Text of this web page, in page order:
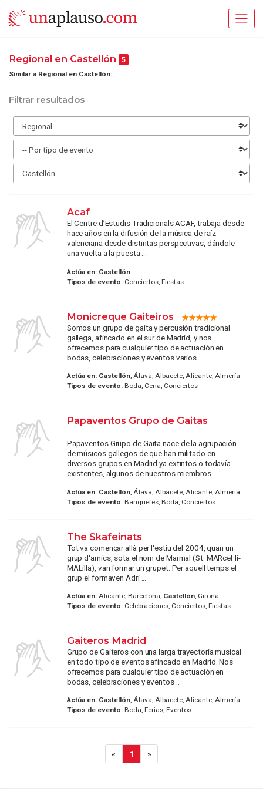
Regional en Castellón 5
Similar a Regional en Castellón:
Filtrar resultados
Acaf
El Centre d’Estudis Tradicionals ACAF, trabaja desde
hace años en la difusión de la música de raíz
valenciana desde distintas perspectivas, dándole
una vuelta a la puesta ...
Actúa en: Castellón
Tipos de evento:Conciertos, Fiestas
Monicreque Gaiteiros
Somos un grupo de gaita y percusión tradicional
gallega, afincado en el sur de Madrid, y nos
ofrecemos para cualquier tipo de actuación en
bodas, celebraciones y eventos varios ...
Actúa en: Castellón, Álava, Albacete, Alicante, Almería
Tipos de evento:Boda, Cena, Conciertos
Papaventos Grupo de Gaitas
Papaventos Grupo de Gaita nace de la agrupación
de músicos gallegos de que han militado en
diversos grupos en Madrid ya extintos o todavía
existentes, algunos de nuestros miembros ...
Actúa en: Castellón, Álava, Albacete, Alicante, Almería
Tipos de evento:Banquetes, Boda, Conciertos
The Skafeinats
Tot va començar allà per l'estiu del 2004, quan un
grup d'amics, sota el nom de Marmal (St. MARcel·lí-
MALilla), van formar un grupet. Per aquell temps el
grup el formaven Adri ...
Actúa en:Alicante, Barcelona, Castellón, Girona
Tipos de evento:Celebraciones, Conciertos, Fiestas
Gaiteros Madrid
Grupo de Gaiteros con una larga trayectoria musical
en todo tipo de eventos afincado en Madrid. Nos
ofrecemos para cualquier tipo de actuación en
bodas, celebraciones y eventos ...
Actúa en: Castellón, Álava, Albacete, Alicante, Almería
Tipos de evento:Boda, Ferias, Eventos
« 1 »